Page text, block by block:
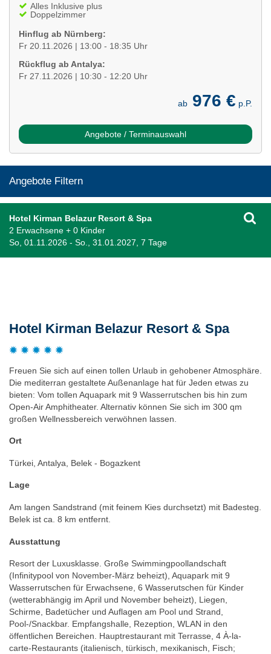
Alles Inklusive plus
Doppelzimmer
Hinflug ab Nürnberg:
Fr 20.11.2026 | 13:00 - 18:35 Uhr
Rückflug ab Antalya:
Fr 27.11.2026 | 10:30 - 12:20 Uhr
ab 976 € p.P.
Angebote / Terminauswahl
Angebote Filtern
Hotel Kirman Belazur Resort & Spa
2 Erwachsene + 0 Kinder
So, 01.11.2026 - So., 31.01.2027, 7 Tage
Hotel Kirman Belazur Resort & Spa
Freuen Sie sich auf einen tollen Urlaub in gehobener Atmosphäre.
Die mediterran gestaltete Außenanlage hat für Jeden etwas zu
bieten: Vom tollen Aquapark mit 9 Wasserrutschen bis hin zum
Open-Air Amphitheater. Alternativ können Sie sich im 300 qm
großen Wellnessbereich verwöhnen lassen.
Ort
Türkei, Antalya, Belek - Bogazkent
Lage
Am langen Sandstrand (mit feinem Kies durchsetzt) mit Badesteg.
Belek ist ca. 8 km entfernt.
Ausstattung
Resort der Luxusklasse. Große Swimmingpoollandschaft
(Infinitypool von November-März beheizt), Aquapark mit 9
Wasserrutschen für Erwachsene, 6 Wasserutschen für Kinder
(wetterabhängig im April und November beheizt), Liegen,
Schirme, Badetücher und Auflagen am Pool und Strand,
Pool-/Snackbar. Empfangshalle, Rezeption, WLAN in den
öffentlichen Bereichen. Hauptrestaurant mit Terrasse, 4 À-la-
carte-Restaurants (italienisch, türkisch, mexikanisch, Fisch;